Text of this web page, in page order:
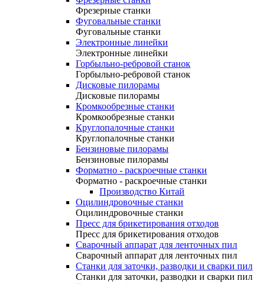
Фрезерные станки
Фуговальные станки
Фуговальные станки
Электронные линейки
Электронные линейки
Горбыльно-ребровой станок
Горбыльно-ребровой станок
Дисковые пилорамы
Дисковые пилорамы
Кромкообрезные станки
Кромкообрезные станки
Круглопалочные станки
Круглопалочные станки
Бензиновые пилорамы
Бензиновые пилорамы
Форматно - раскроечные станки
Форматно - раскроечные станки
Производство Китай
Оцилиндровочные станки
Оцилиндровочные станки
Пресс для брикетирования отходов
Пресс для брикетирования отходов
Сварочный аппарат для ленточных пил
Сварочный аппарат для ленточных пил
Станки для заточки, разводки и сварки пил
Станки для заточки, разводки и сварки пил